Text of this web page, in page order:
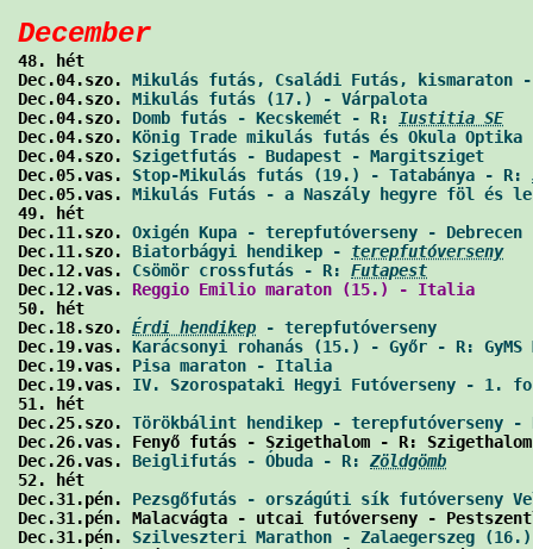
December
48. hét
Dec.04.szo. Mikulás futás, Családi Futás, kismaraton -
Dec.04.szo. Mikulás futás (17.) - Várpalota
Dec.04.szo. Domb futás - Kecskemét - R: Iustitia SE
Dec.04.szo. König Trade mikulás futás és Okula Optika
Dec.04.szo. Szigetfutás - Budapest - Margitsziget
Dec.05.vas. Stop-Mikulás futás (19.) - Tatabánya - R:
Dec.05.vas. Mikulás Futás - a Naszály hegyre föl és
49. hét
Dec.11.szo. Oxigén Kupa - terepfutóverseny -
Dec.11.szo. Biatorbágyi hendikep - terepfutóverseny
Dec.12.vas. Csömör crossfutás - R: Futapest
Dec.12.vas. Reggio Emilio maraton (15.) - Italia
50. hét
Dec.18.szo. Érdi hendikep - terepfutóverseny
Dec.19.vas. Karácsonyi rohanás (15.) - Győr - R: GyMS
Dec.19.vas. Pisa maraton - Italia
Dec.19.vas. IV. Szorospataki Hegyi Futóverseny - 1.
51. hét
Dec.25.szo. Törökbálint hendikep - terepfutóverseny
Dec.26.vas. Fenyő futás - Szigethalom - R:
Dec.26.vas. Beiglifutás - Óbuda - R: Zöldgömb
52. hét
Dec.31.pén. Pezsgőfutás - országúti sík futóverseny
Dec.31.pén. Malacvágta - utcai futóverseny -
Dec.31.pén. Szilveszteri Marathon -